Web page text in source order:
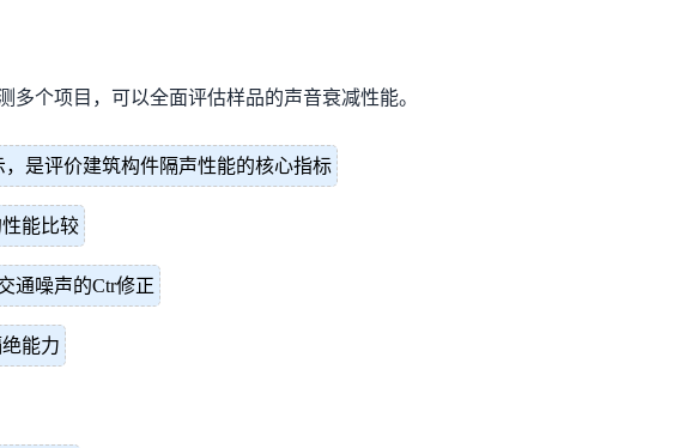
个项目，可以全面评估样品的声音衰减性能。
是评价建筑构件隔声性能的核心指标
能比较
通噪声的Ctr修正
能力